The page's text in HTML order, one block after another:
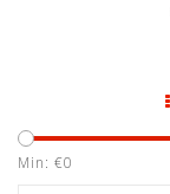
Min: €0